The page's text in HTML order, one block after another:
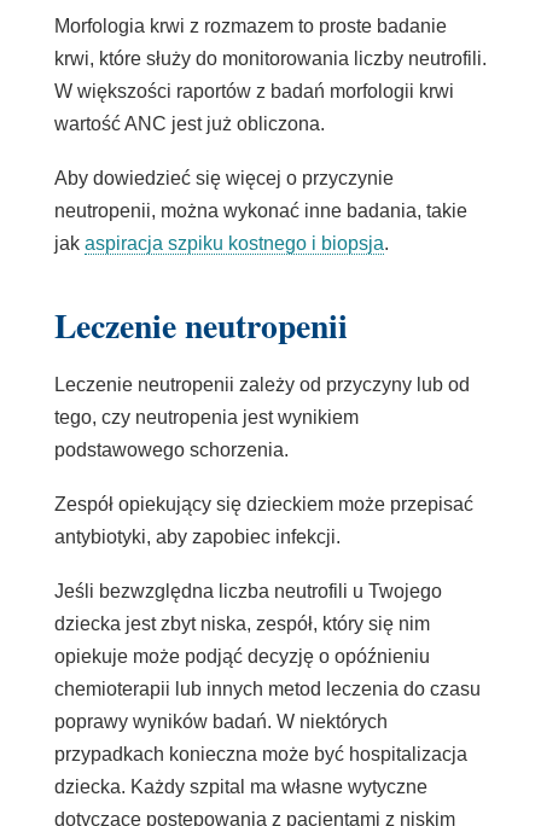
Morfologia krwi z rozmazem to proste badanie
krwi, które służy do monitorowania liczby neutrofili.
W większości raportów z badań morfologii krwi
wartość ANC jest już obliczona.
Aby dowiedzieć się więcej o przyczynie
neutropenii, można wykonać inne badania, takie
jak aspiracja szpiku kostnego i biopsja.
Leczenie neutropenii
Leczenie neutropenii zależy od przyczyny lub od
tego, czy neutropenia jest wynikiem
podstawowego schorzenia.
Zespół opiekujący się dzieckiem może przepisać
antybiotyki, aby zapobiec infekcji.
Jeśli bezwzględna liczba neutrofili u Twojego
dziecka jest zbyt niska, zespół, który się nim
opiekuje może podjąć decyzję o opóźnieniu
chemioterapii lub innych metod leczenia do czasu
poprawy wyników badań. W niektórych
przypadkach konieczna może być hospitalizacja
dziecka. Każdy szpital ma własne wytyczne
dotyczące postępowania z pacjentami z niskim